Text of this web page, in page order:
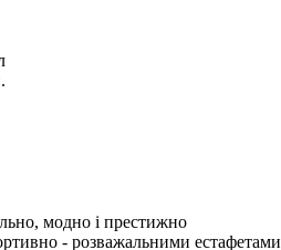
модно і престижно
- розважальними естафетами